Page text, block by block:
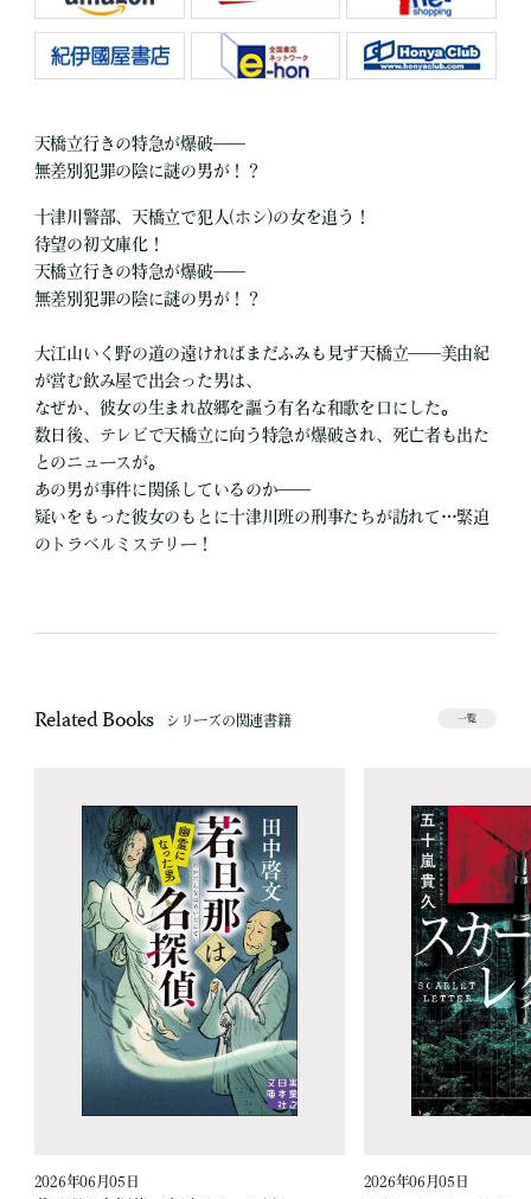
天橋立行きの特急が爆破――
無差別犯罪の陰に謎の男が！？
十津川警部、天橋立で犯人(ホシ)の女を追う！
待望の初文庫化！
天橋立行きの特急が爆破――
無差別犯罪の陰に謎の男が！？
大江山いく野の道の遠ければまだふみも見ず天橋立――美由紀
が営む飲み屋で出会った男は、
なぜか、彼女の生まれ故郷を謳う有名な和歌を口にした。
数日後、テレビで天橋立に向う特急が爆破され、死亡者も出た
とのニュースが。
あの男が事件に関係しているのか――
疑いをもった彼女のもとに十津川班の刑事たちが訪れて…緊迫
のトラベルミステリー！
Related Books シリーズの関連書籍 一覧
2026年06月05日 2026年06月05日